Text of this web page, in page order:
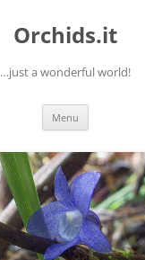
Orchids.it
…just a wonderful world!
Menu